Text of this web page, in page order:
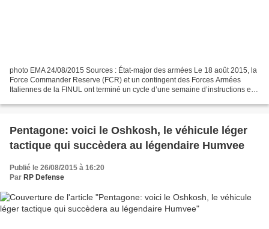
photo EMA 24/08/2015 Sources : État-major des armées Le 18 août 2015, la
Force Commander Reserve (FCR) et un contingent des Forces Armées
Italiennes de la FINUL ont terminé un cycle d’une semaine d’instructions et
Pentagone: voici le Oshkosh, le véhicule léger
tactique qui succèdera au légendaire Humvee
Publié le 26/08/2015 à 16:20
Par RP Defense